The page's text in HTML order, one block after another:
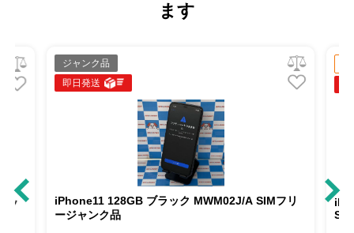
ます
ッ
ジャンク品
即日発送
iPhone11 128GB ブラック MWM02J/A SIMフリ
ージャンク品